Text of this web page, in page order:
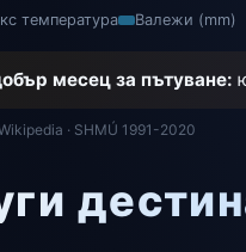
температура Валежи (mm)
месец за пътуване:
· SHMÚ 1991-2020